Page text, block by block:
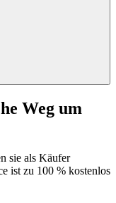
Weg um
sie als Käufer
ist zu 100 % kostenlos